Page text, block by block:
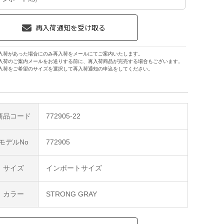
品コード 772905-22
デルNo 772905
サイズ インポートサイズ
カラー STRONG GRAY
荷があった場合にのみ再入荷をメールにてご案内いたします。
荷のご案内メールをお送りする前に、再入荷商品が完売する場合もございます。
荷をご希望のサイズを選択して再入荷通知の申込をしてください。